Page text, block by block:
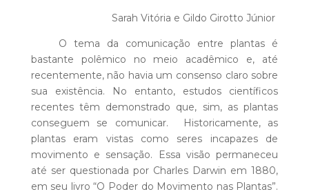
Sarah Vitória e Gildo Girotto Júnior
O tema da comunicação entre plantas é
bastante polêmico no meio acadêmico e, até
recentemente, não havia um consenso claro sobre
sua existência. No entanto, estudos científicos
recentes têm demonstrado que, sim, as plantas
conseguem se comunicar. Historicamente, as
plantas eram vistas como seres incapazes de
movimento e sensação. Essa visão permaneceu
até ser questionada por Charles Darwin em 1880,
em seu livro “O Poder do Movimento nas Plantas”.